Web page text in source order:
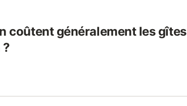
coûtent généralement les gîtes
?